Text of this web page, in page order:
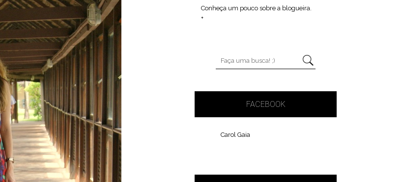
Conheça um pouco sobre a blogueira.
+
FACEBOOK
Carol Gaia